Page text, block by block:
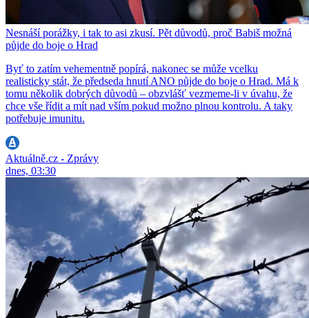
Nesnáší porážky, i tak to asi zkusí. Pět důvodů, proč Babiš možná
půjde do boje o Hrad
Byť to zatím vehementně popírá, nakonec se může vcelku
realisticky stát, že předseda hnutí ANO půjde do boje o Hrad. Má k
tomu několik dobrých důvodů – obzvlášť vezmeme-li v úvahu, že
chce vše řídit a mít nad vším pokud možno plnou kontrolu. A taky
potřebuje imunitu.
Aktuálně.cz - Zprávy
dnes, 03:30